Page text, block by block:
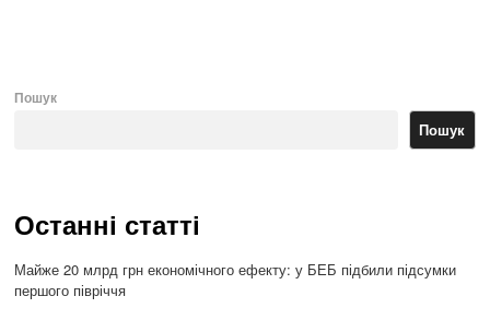
Пошук
Пошук
Останні статті
Майже 20 млрд грн економічного ефекту: у БЕБ підбили підсумки
першого півріччя